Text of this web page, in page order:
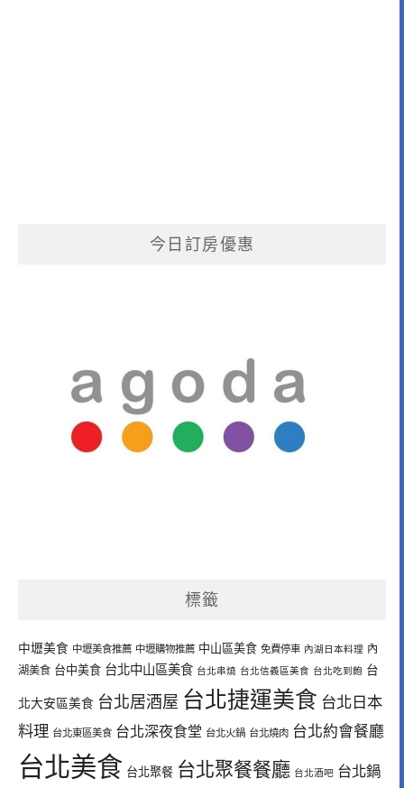
今日訂房優惠
標籤
中壢美食 中壢美食推薦 中壢購物推薦 中山區美食 免費停車 內湖日本料理 內
湖美食 台中美食 台北中山區美食 台北串燒 台北信義區美食 台北吃到飽 台
北大安區美食 台北居酒屋 台北捷運美食 台北日本
料理 台北東區美食 台北深夜食堂 台北火鍋 台北燒肉 台北約會餐廳
台北美食 台北聚餐 台北聚餐餐廳 台北酒吧 台北鍋